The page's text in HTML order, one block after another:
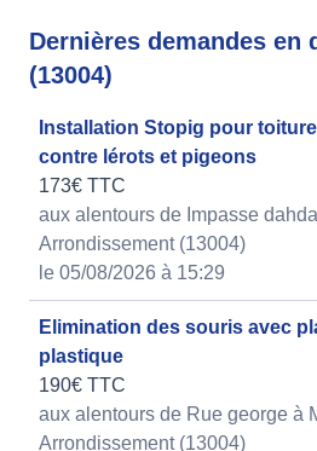
Dernières demandes en
(13004)
Installation Stopig pour
contre lérots et pigeons
173€ TTC
aux alentours de Impasse
Arrondissement (13004)
le 05/08/2026 à 15:29
Elimination des souris avec
plastique
190€ TTC
aux alentours de Rue george à
Arrondissement (13004)